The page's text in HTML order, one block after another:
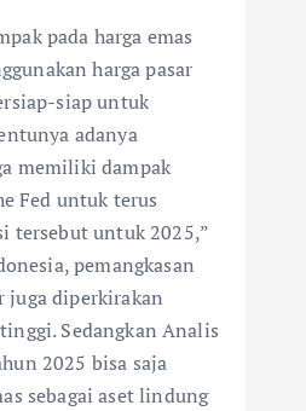
pada harga emas
harga pasar
siap untuk
adanya
memiliki dampak
Fed untuk terus
tersebut untuk 2025,”
pemangkasan
juga diperkirakan
Sedangkan Analis
2025 bisa saja
sebagai aset lindung